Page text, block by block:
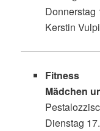
Donnerstag
Kerstin
Fitness
Mädchen
Dienstag